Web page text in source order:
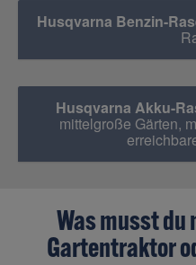
Husqvarna Benzin-
Husqvarna Akku-
mittelgroße Gärten,
Was musst du
Gartentraktor